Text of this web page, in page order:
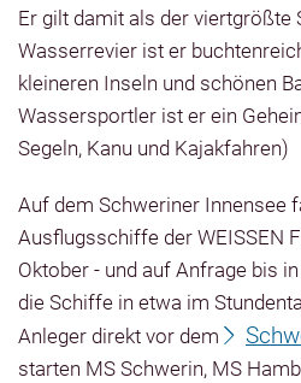
Er gilt damit als der viertgrößte
Wasserrevier ist er
kleineren Inseln und schönen
Wassersportler ist er ein
Segeln, Kanu und Kajakfahren)
Auf dem Schweriner Innensee
Ausflugsschiffe der WEISSEN
Oktober - und auf Anfrage bis
die Schiffe in etwa im
Anleger direkt vor dem
starten MS Schwerin, MS